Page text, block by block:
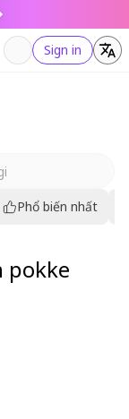
Sign in
Phổ biến nhất